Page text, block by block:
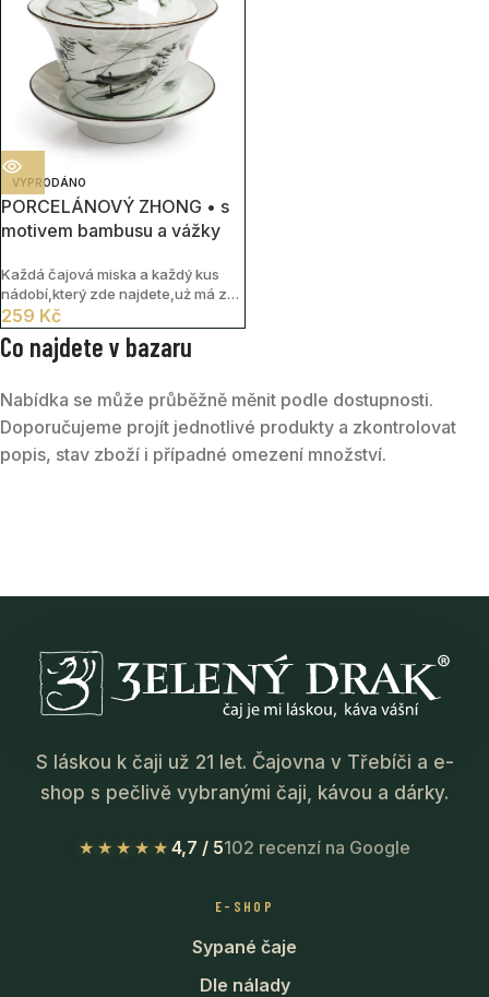
VYPRODÁNO
PORCELÁNOVÝ ZHONG • s
motivem bambusu a vážky
Každá čajová miska a každý kus
nádobí,který zde najdete,uż má za
sebou svůj příběh. Nesou v sobě
stopy času,doteků i tichých
čajových setkání.
259 Kč
Co najdete v bazaru
Nabídka se může průběžně měnit podle dostupnosti.
Doporučujeme projít jednotlivé produkty a zkontrolovat
popis, stav zboží i případné omezení množství.
S láskou k čaji už 21 let. Čajovna v Třebíči a e-
shop s pečlivě vybranými čaji, kávou a dárky.
★★★★★ 4,7 / 5102 recenzí na Google
E-SHOP
Sypané čaje
Dle nálady